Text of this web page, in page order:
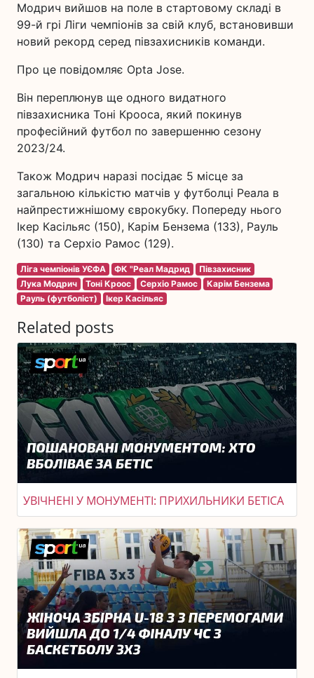
Модрич вийшов на поле в стартовому складі в
99-й грі Ліги чемпіонів за свій клуб, встановивши
новий рекорд серед півзахисників команди.
Про це повідомляє Opta Jose.
Він переплюнув ще одного видатного
півзахисника Тоні Крооса, який покинув
професійний футбол по завершенню сезону
2023/24.
Також Модрич наразі посідає 5 місце за
загальною кількістю матчів у футболці Реала в
найпрестижнішому єврокубку. Попереду нього
Ікер Касільяс (150), Карім Бензема (133), Рауль
(130) та Серхіо Рамос (129).
Ліга чемпіонів УЄФА ФК "Реал Мадрид
Півзахисник
Лука Модрич
Тоні Кроос Серхіо Рамос
Карім Бензема
Рауль (футболіст)
Ікер Касільяс
Related posts
УВІЧНЕНІ У МОНУМЕНТІ: ПРИХИЛЬНИКИ БЕТІСА